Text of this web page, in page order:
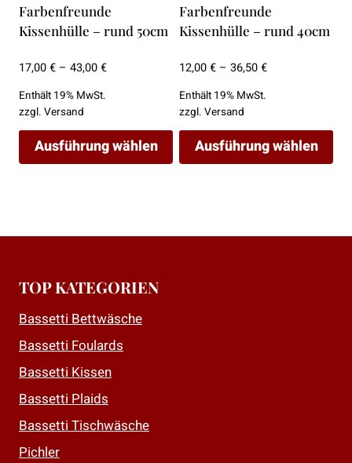
werden
werden
Farbenfreunde
Kissenhülle – rund 50cm
17,00€– 43,00€Preisspanne:
Enthält 19% MwSt.
zzgl. Versand
Ausführung wählen
mehrere
auf.
Die
Optionen
können
auf
Produktseite
gewählt
werden
Farbenfreunde
Kissenhülle – rund 40cm
12,00€– 36,50€Preisspanne:
Enthält 19% MwSt.
zzgl. Versand
Ausführung wählen
mehrere
TOP KATEGORIEN
Bassetti Bettwäsche
Bassetti Foulards
Bassetti Kissen
Bassetti Plaids
Bassetti Tischwäsche
Pichler